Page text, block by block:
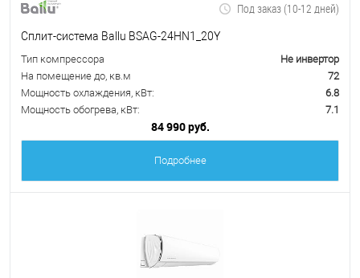
Под заказ (10-12 дней)
Сплит-система Ballu BSAG-24HN1_20Y
Тип компрессора
Не инвертор
На помещение до, кв.м
72
Мощность охлаждения, кВт:
6.8
Мощность обогрева, кВт:
7.1
84 990 руб.
Подробнее